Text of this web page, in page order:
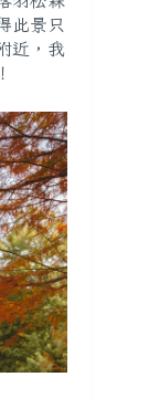
此景只
近，我